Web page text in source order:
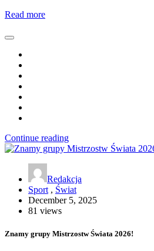
Read more
Continue reading
Redakcja
Sport , Świat
December 5, 2025
81 views
Znamy grupy Mistrzostw Świata 2026!